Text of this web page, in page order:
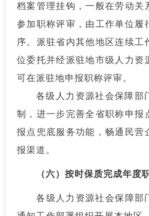
档案管理挂钩，一般在劳动关
参加职称评审，由工作单位履
序。派驻省内其他地区连续工
位委托并经派驻地市级人力资
可在派驻地申报职称评审。
各级人力资源社会保障部
制，进一步完善全省职称申报
报点兜底服务功能，畅通民营
报渠道。
（六）按时保质完成年度
各级人力资源社会保障部